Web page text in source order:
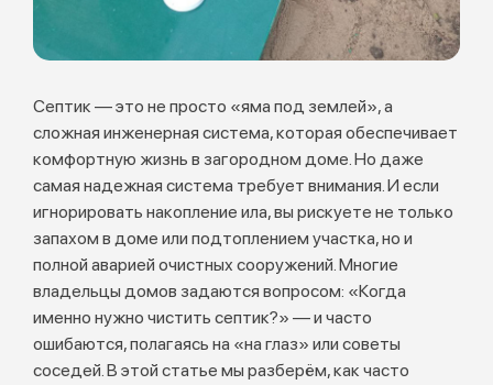
Септик — это не просто «яма под землей», а
сложная инженерная система, которая обеспечивает
комфортную жизнь в загородном доме. Но даже
самая надежная система требует внимания. И если
игнорировать накопление ила, вы рискуете не только
запахом в доме или подтоплением участка, но и
полной аварией очистных сооружений. Многие
владельцы домов задаются вопросом: «Когда
именно нужно чистить септик?» — и часто
ошибаются, полагаясь на «на глаз» или советы
соседей. В этой статье мы разберём, как часто